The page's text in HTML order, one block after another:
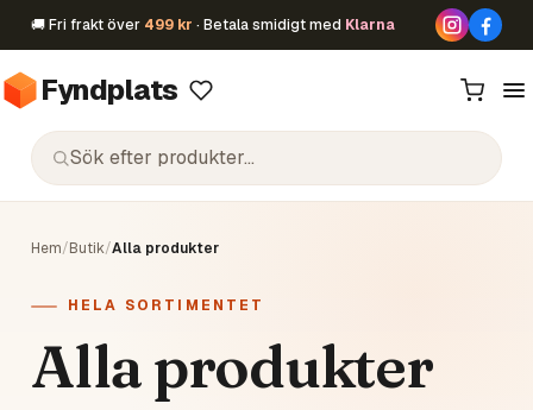
🚚 Fri frakt över 499 kr · Betala smidigt med Klarna
Fyndplats
Hem/Butik/Alla produkter
HELA SORTIMENTET
Alla produkter